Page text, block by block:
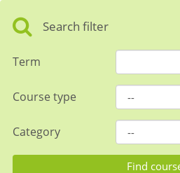
Search filter
Term
Course type
Category